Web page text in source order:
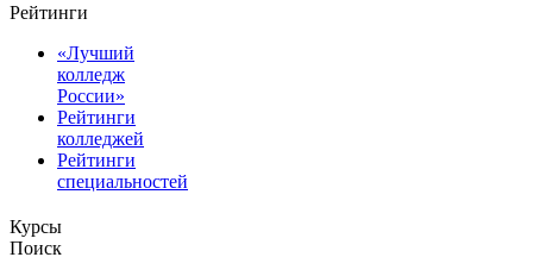
Рейтинги
«Лучший
колледж
России»
Рейтинги
колледжей
Рейтинги
специальностей
Курсы
Поиск